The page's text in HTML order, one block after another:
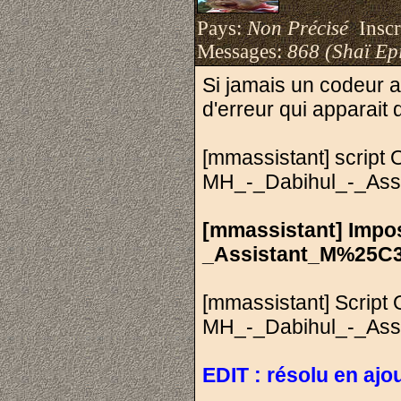
Pays:Non Précisé
Messages:868 (Shaï
Si jamais un codeur
d'erreur qui apparait
[mmassistant] script
MH_-_Dabihul_-
[mmassistant]
[mmassistant] Script
MH_-_Dabihul_-
EDIT : résolu en